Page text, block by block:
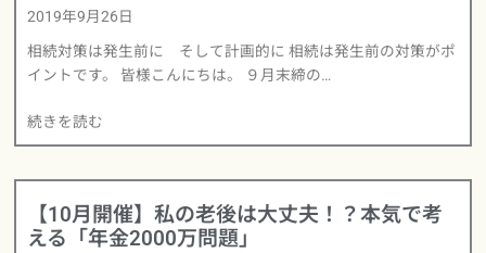
2019年9月26日
相続対策は発生前に そして計画的に 相続は発生前の対策がポ
イントです。 皆様こんにちは。 ９月末締の…
続きを読む
【10月開催】私の老後は大丈夫！？本気で考
える「年金2000万問題」